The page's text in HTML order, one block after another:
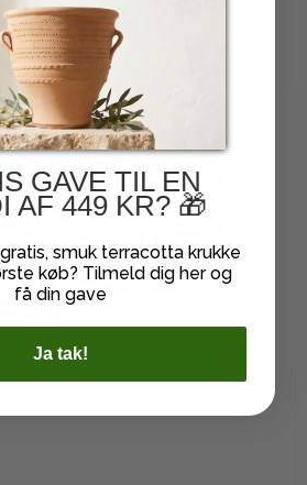
KØBT
GAVE TIL EN
AF 449 KR? 🎁
smuk terracotta krukke
køb? Tilmeld dig her og
få din gave
Ja tak!